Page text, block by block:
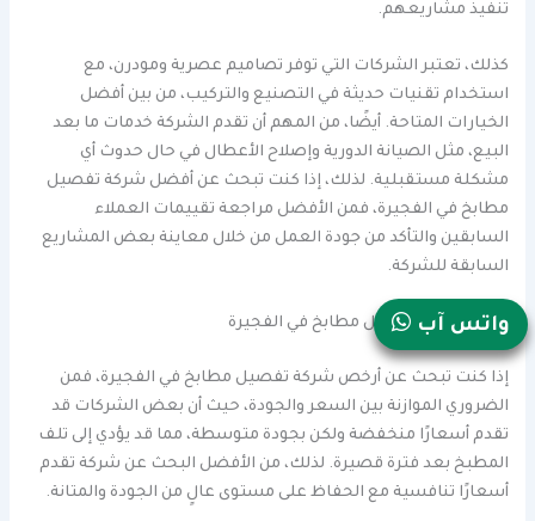
تنفيذ مشاريعهم.
كذلك، تعتبر الشركات التي توفر تصاميم عصرية ومودرن، مع
استخدام تقنيات حديثة في التصنيع والتركيب، من بين أفضل
الخيارات المتاحة. أيضًا، من المهم أن تقدم الشركة خدمات ما بعد
البيع، مثل الصيانة الدورية وإصلاح الأعطال في حال حدوث أي
مشكلة مستقبلية. لذلك، إذا كنت تبحث عن أفضل شركة تفصيل
مطابخ في الفجيرة، فمن الأفضل مراجعة تقييمات العملاء
السابقين والتأكد من جودة العمل من خلال معاينة بعض المشاريع
السابقة للشركة.
أرخص شركة تفصيل مطابخ في الفجيرة
إذا كنت تبحث عن أرخص شركة تفصيل مطابخ في الفجيرة، فمن
الضروري الموازنة بين السعر والجودة، حيث أن بعض الشركات قد
تقدم أسعارًا منخفضة ولكن بجودة متوسطة، مما قد يؤدي إلى تلف
المطبخ بعد فترة قصيرة. لذلك، من الأفضل البحث عن شركة تقدم
أسعارًا تنافسية مع الحفاظ على مستوى عالٍ من الجودة والمتانة.
واتس آب